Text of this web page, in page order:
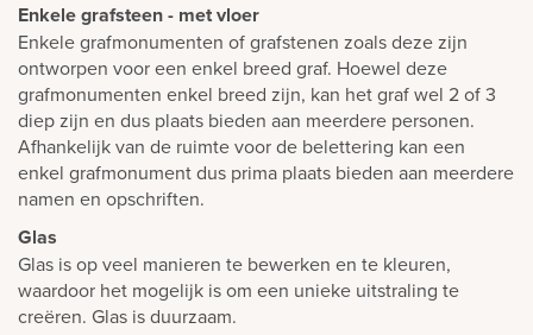
Enkele grafsteen - met vloer
Enkele grafmonumenten of grafstenen zoals deze zijn
ontworpen voor een enkel breed graf. Hoewel deze
grafmonumenten enkel breed zijn, kan het graf wel 2 of 3
diep zijn en dus plaats bieden aan meerdere personen.
Afhankelijk van de ruimte voor de belettering kan een
enkel grafmonument dus prima plaats bieden aan meerdere
namen en opschriften.
Glas
Glas is op veel manieren te bewerken en te kleuren,
waardoor het mogelijk is om een unieke uitstraling te
creëren. Glas is duurzaam.